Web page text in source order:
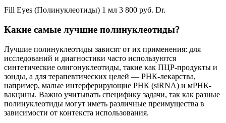
Fill Eyes (Полинуклеотиды) 1 мл 3 800 руб. Dr.
Какие самые лучшие полинуклеотиды?
Лучшие полинуклеотиды зависят от их применения: для
исследований и диагностики часто используются
синтетические олигонуклеотиды, такие как ПЦР-продукты и
зонды, а для терапевтических целей — РНК-лекарства,
например, малые интерферирующие РНК (siRNA) и мРНК-
вакцины. Важно учитывать специфику задачи, так как разные
полинуклеотиды могут иметь различные преимущества в
зависимости от контекста использования.